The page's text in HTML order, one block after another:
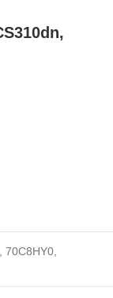
70C8HY0,